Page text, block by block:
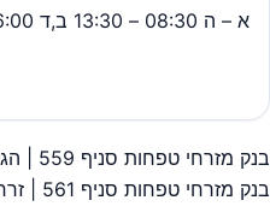
א – ה 08:30 – 13:30 ב,ד 16:00 – 18:00
ניווט
בנק מזרחי טפחות סניף 559 | הגליל 22, נצרת
בנק מזרחי טפחות סניף 561 | זרחין 13, רעננה